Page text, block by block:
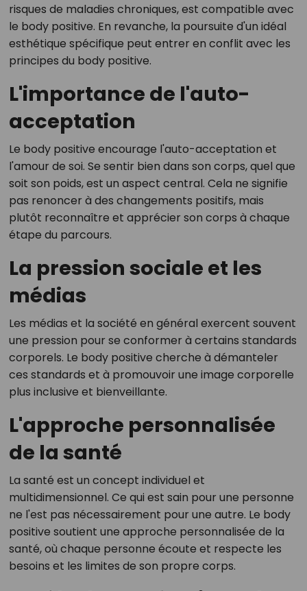
risques de maladies chroniques, est compatible avec
le body positive. En revanche, la poursuite d'un idéal
esthétique spécifique peut entrer en conflit avec les
principes du body positive.
L'importance de l'auto-
acceptation
Le body positive encourage l'auto-acceptation et
l'amour de soi. Se sentir bien dans son corps, quel que
soit son poids, est un aspect central. Cela ne signifie
pas renoncer à des changements positifs, mais
plutôt reconnaître et apprécier son corps à chaque
étape du parcours.
La pression sociale et les
médias
Les médias et la société en général exercent souvent
une pression pour se conformer à certains standards
corporels. Le body positive cherche à démanteler
ces standards et à promouvoir une image corporelle
plus inclusive et bienveillante.
L'approche personnalisée
de la santé
La santé est un concept individuel et
multidimensionnel. Ce qui est sain pour une personne
ne l'est pas nécessairement pour une autre. Le body
positive soutient une approche personnalisée de la
santé, où chaque personne écoute et respecte les
besoins et les limites de son propre corps.